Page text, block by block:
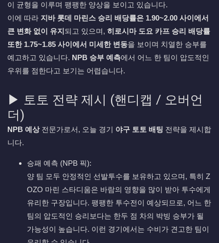
이 균형을 이루며 팽팽한 양상을 보이고 있습니다.
이에 따라 지바 롯데 마린스 승리 배당률은 1.90~2.00 사이에서
큰 변화 없이 유지되고 있으며, 히로시마 도요 카프 승리 배당률
또한 1.75~1.85 사이에서 미세한 변동을 보이며 치열한 승부를
예고하고 있습니다. NPB 승부 예측에서 어느 한 팀이 압도적인
우위를 점한다고 보기는 어렵습니다.
▶ 토토 전략 제시 (핸디캡 / 오버언
더)
NPB 예상전문가로서, 오늘 경기 야구 토토 배팅 전략을 제시합
니다.
승패 예측 (NPB 픽):
양 팀 모두 안정적인 선발투수를 보유하고 있으며, 특히 Z
OZO 마린 스타디움은 바람의 영향을 많이 받아 투수에게
유리한 구장입니다. 팽팽한 투수전이 예상되므로, 어느 한
팀의 압도적인 승리보다는 한두 점 차의 박빙 승부가 될
가능성이 높습니다. 이런 경기에서는 수비가 견고한 팀이